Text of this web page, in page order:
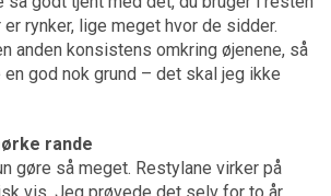
rynker, lige meget hvor de sidder.
anden konsistens omkring øjenene, så
god nok grund – det skal jeg ikke
rande
gøre så meget. Restylane virker på